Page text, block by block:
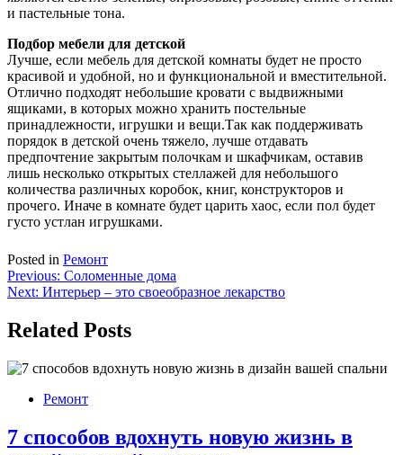
и пастельные тона.
Подбор мебели для детской
Лучше, если мебель для детской комнаты будет не просто
красивой и удобной, но и функциональной и вместительной.
Отлично подходят небольшие кровати с выдвижными
ящиками, в которых можно хранить постельные
принадлежности, игрушки и вещи.Так как поддерживать
порядок в детской очень тяжело, лучше отдавать
предпочтение закрытым полочкам и шкафчикам, оставив
лишь несколько открытых стеллажей для небольшого
количества различных коробок, книг, конструкторов и
прочего. Иначе в комнате будет царить хаос, если пол будет
густо устлан игрушками.
Posted in Ремонт
Навигация
по
записям
Previous: Соломенные дома
Next: Интерьер – это своеобразное лекарство
Related Posts
Ремонт
7 способов вдохнуть новую жизнь в